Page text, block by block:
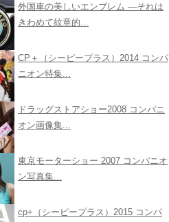
外国車の美しいエンブレム ―それは
きわめて紋章的...
CP＋（シーピープラス）2014 コンパ
ニオン特集...
ドラッグストアショー2008 コンパニ
オン画像集...
東京モーターショー 2007 コンパニオ
ン写真集...
cp+（シーピープラス）2015 コンパ